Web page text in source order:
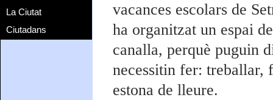
La Ciutat
Ciutadans
vacances escolars de
ha organitzat un espai
canalla, perquè puguin
necessitin fer: treballar,
estona de lleure.